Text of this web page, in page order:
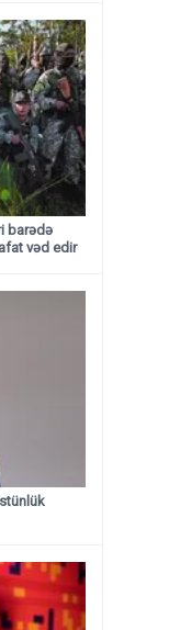
barədə
vəd edir